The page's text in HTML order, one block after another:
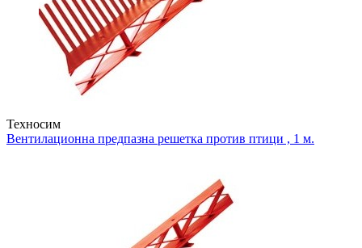
Техносим
Вентилационна предпазна решетка против птици , 1 м.